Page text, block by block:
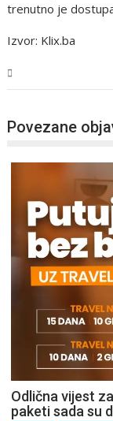
trenutno je
Izvor: Klix.ba
Povezane
Odlična vijest
paketi sada su